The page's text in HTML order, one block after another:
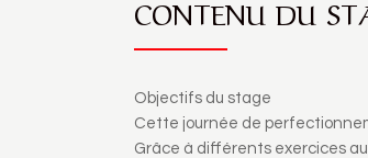
CONTENU DU
Objectifs du stage
Cette journée de
Grâce à différents exercices